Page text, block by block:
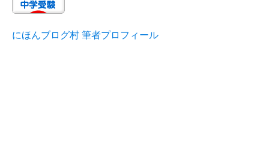
にほんブログ村 筆者プロフィール